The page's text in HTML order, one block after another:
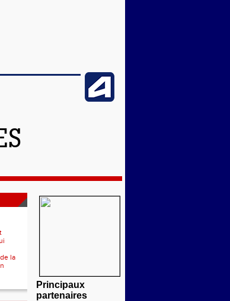
la
Principaux
partenaires